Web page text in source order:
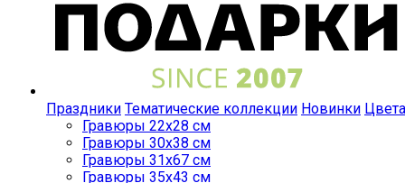
Праздники Тематические коллекции Новинки Цвета
Гравюры 22x28 см
Гравюры 30x38 см
Гравюры 31x67 см
Гравюры 35x43 см